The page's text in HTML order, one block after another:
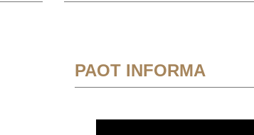
PAOT INFORMA